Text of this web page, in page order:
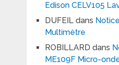
Edison CELV105
DUFEILdans
Multimètre
ROBILLARD dans
ME109F Micro-